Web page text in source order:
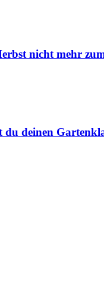
nicht mehr
du deinen